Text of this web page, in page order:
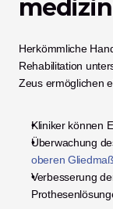
Herkömmliche
Rehabilitation
Zeus ermöglichen
Kliniker können
Überwachung
oberen
Verbesserung